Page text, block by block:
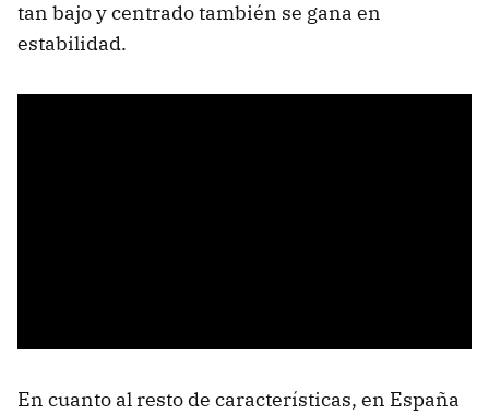
tan bajo y centrado también se gana en
estabilidad.
En cuanto al resto de características, en España